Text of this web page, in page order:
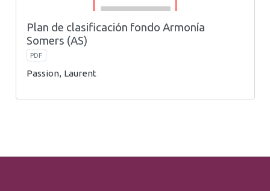
Plan de clasificación fondo Armonía
Somers (AS)
PDF
Passion, Laurent